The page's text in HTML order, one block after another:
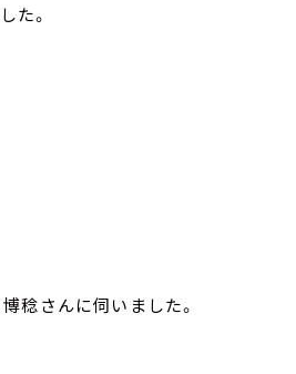
た。
稔さんに伺いました。